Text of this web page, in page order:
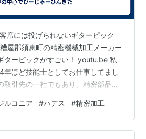
席には投げられないギターピック
糟屋郡須恵町の精密機械加工メーカー
ターピックがすごい！ youtu.be 私
年ほど技能士としてお仕事してまし
取引先の一社でもあり、精密部品加
イフサイエンスの3分野で事業を展開
t.com 社内軽音部に所属する社員の
して使っていたジルコニアセラミッ
ルコニア #ハデス #精密加工